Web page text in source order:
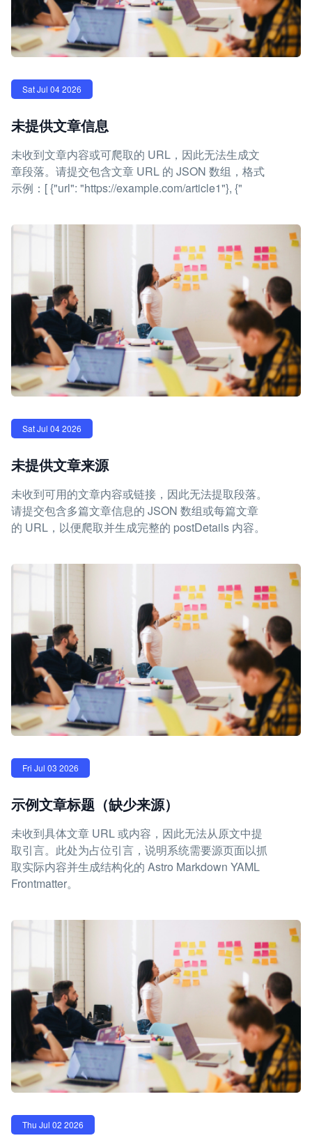
Sat Jul 04 2026
未提供文章信息
未收到文章内容或可爬取的 URL，因此无法生成文
章段落。请提交包含文章 URL 的 JSON 数组，格式
示例：[ {"url": "https://example.com/article1"}, {"
Sat Jul 04 2026
未提供文章来源
未收到可用的文章内容或链接，因此无法提取段落。
请提交包含多篇文章信息的 JSON 数组或每篇文章
的 URL，以便爬取并生成完整的 postDetails 内容。
Fri Jul 03 2026
示例文章标题（缺少来源）
未收到具体文章 URL 或内容，因此无法从原文中提
取引言。此处为占位引言，说明系统需要源页面以抓
取实际内容并生成结构化的 Astro Markdown YAML
Frontmatter。
Thu Jul 02 2026